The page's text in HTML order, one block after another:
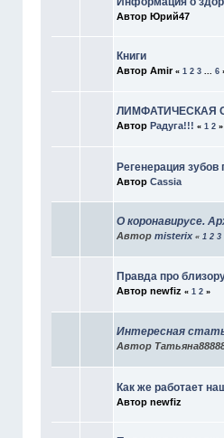
Автор Юрий47
Книги
Автор Amir « 1 2 3 ... 6
ЛИМФАТИЧЕСКАЯ
Автор Радуга!!! « 1 2»
Регенерация
Автор Cassia
О коронавирусе.
Автор misterix « 1 2 3
Правда про
Автор newfiz « 1 2»
Интересная
Автор
Как же работает
Автор newfiz